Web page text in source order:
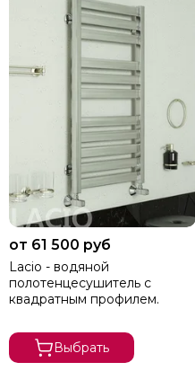
от 61 500 руб
Lacio - водяной
полотенцесушитель с
квадратным профилем.
Выбрать